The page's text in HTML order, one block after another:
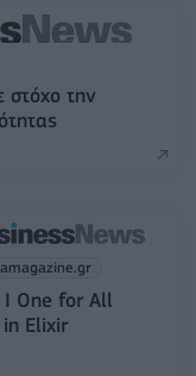
την
I One for All
Elixir